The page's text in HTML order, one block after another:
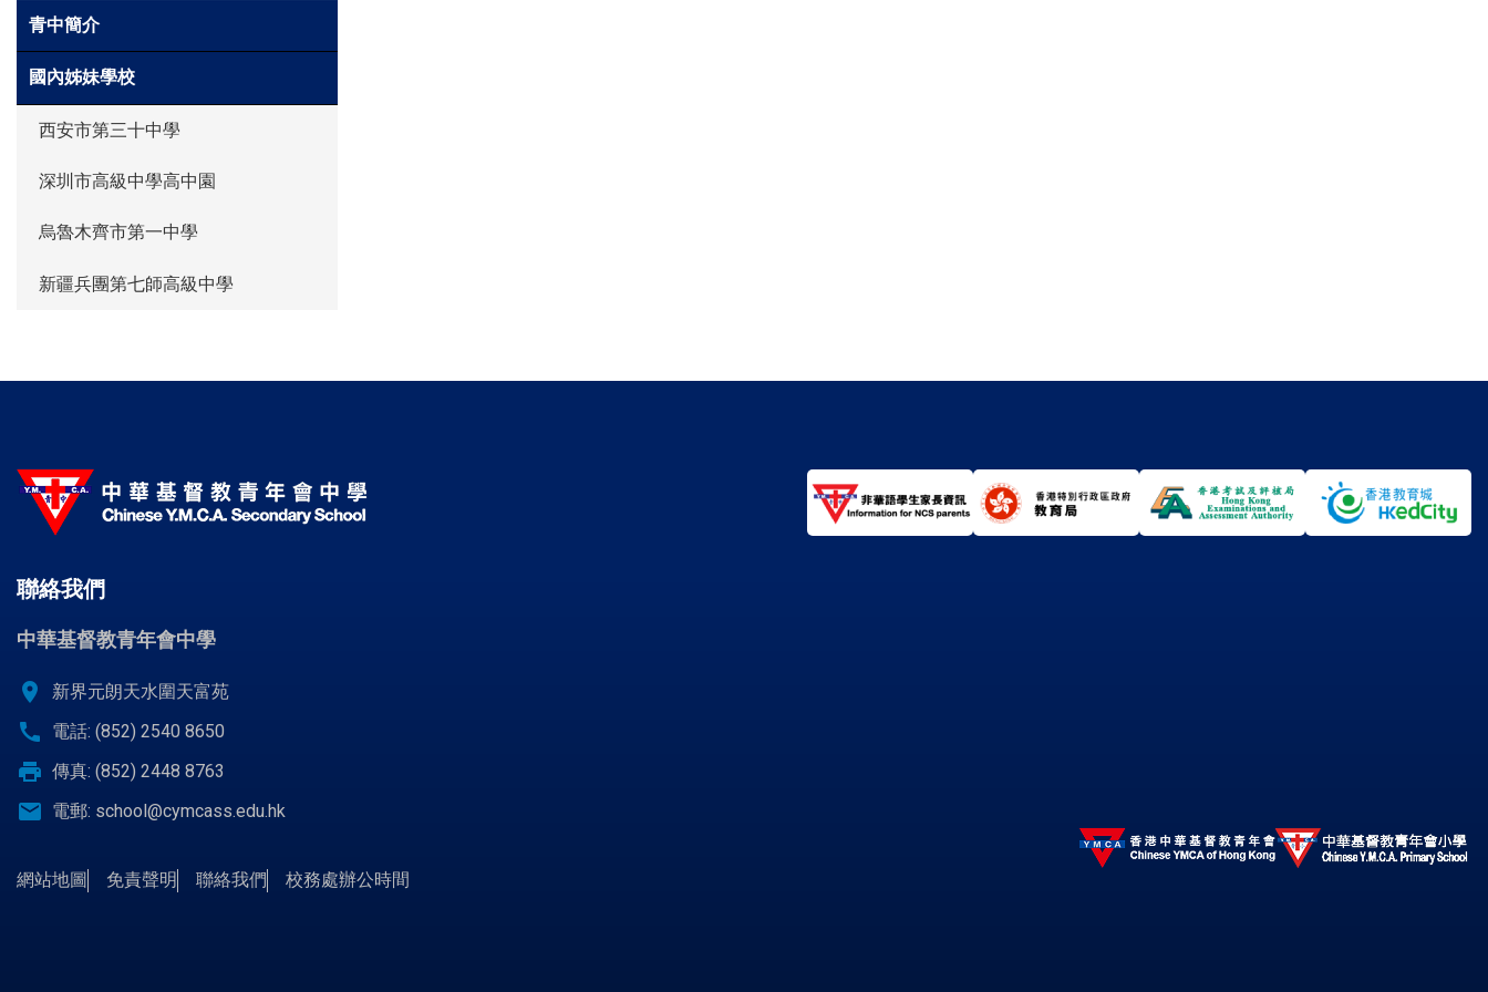
青中簡介
國內姊妹學校
西安市第三十中學
深圳市高級中學高中園
烏魯木齊市第一中學
新疆兵團第七師高級中學
聯絡我們
中華基督教青年會中學
location_on 新界元朗天水圍天富苑
call 電話: (852) 2540 8650
print 傳真: (852) 2448 8763
email 電郵: school@cymcass.edu.hk
網站地圖 免責聲明 聯絡我們 校務處辦公時間